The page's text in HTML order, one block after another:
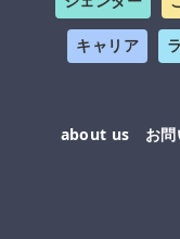
キャリア
about us お